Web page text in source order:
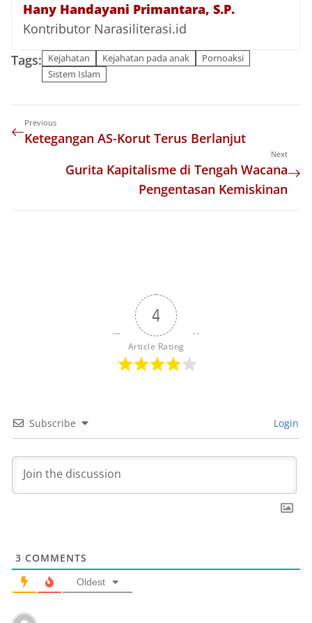
Hany Handayani Primantara, S.P.
Kontributor Narasiliterasi.id
Tags:
Kejahatan Kejahatan pada anak
Pornoaksi
Sistem Islam
Previous
Ketegangan AS-Korut Terus Berlanjut
Next
Gurita Kapitalisme di Tengah Wacana
Pengentasan Kemiskinan
4
Article Rating
Subscribe Login
3 COMMENTS
Oldest